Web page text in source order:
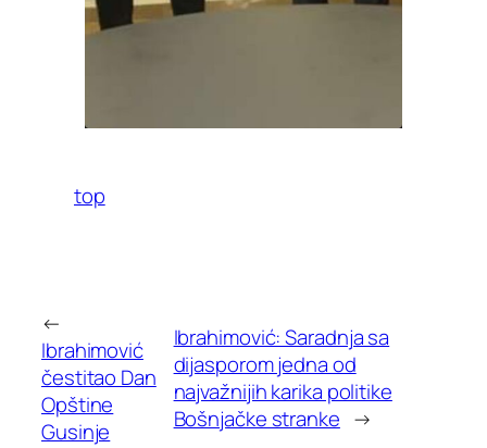
top
←
Ibrahimović
čestitao Dan
Opštine
Gusinje
Ibrahimović: Saradnja sa
dijasporom jedna od
najvažnijih karika politike
Bošnjačke stranke →